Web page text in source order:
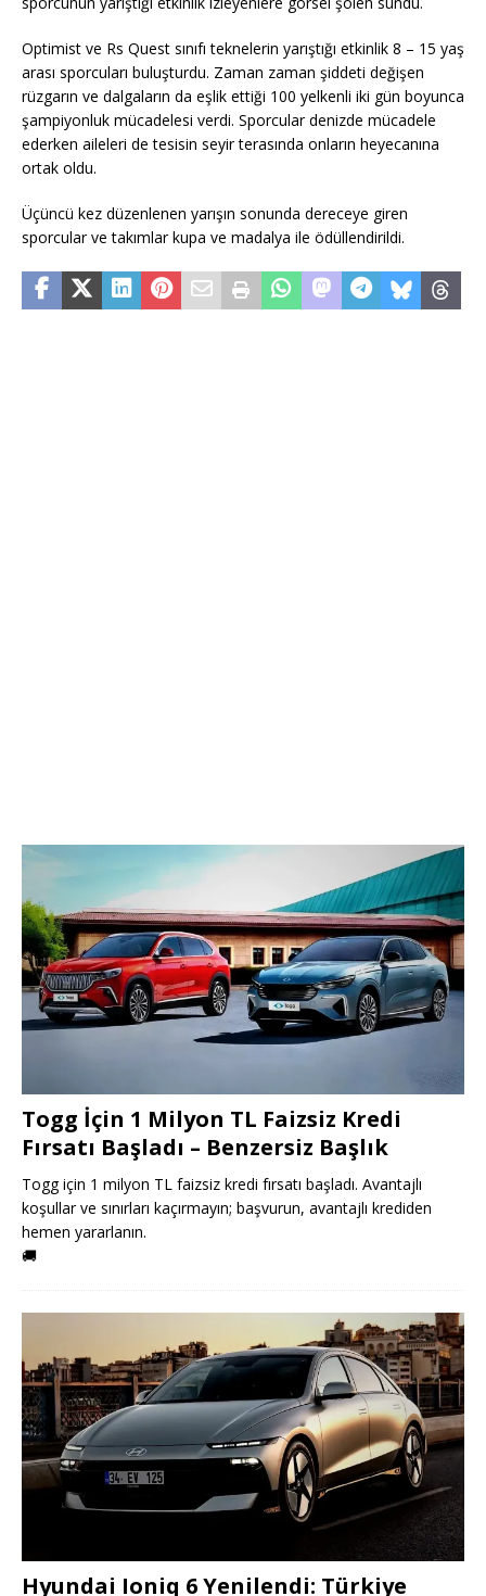
Optimist ve Rs Quest sınıfı teknelerin yarıştığı etkinlik 8 – 15 yaş
arası sporcuları buluşturdu. Zaman zaman şiddeti değişen
rüzgarın ve dalgaların da eşlik ettiği 100 yelkenli iki gün boyunca
şampiyonluk mücadelesi verdi. Sporcular denizde mücadele
ederken aileleri de tesisin seyir terasında onların heyecanına
ortak oldu.
Üçüncü kez düzenlenen yarışın sonunda dereceye giren
sporcular ve takımlar kupa ve madalya ile ödüllendirildi.
Togg İçin 1 Milyon TL Faizsiz Kredi
Fırsatı Başladı – Benzersiz Başlık
Togg için 1 milyon TL faizsiz kredi fırsatı başladı. Avantajlı
koşullar ve sınırları kaçırmayın; başvurun, avantajlı krediden
hemen yararlanın.
🚚
Hyundai Ioniq 6 Yenilendi: Türkiye